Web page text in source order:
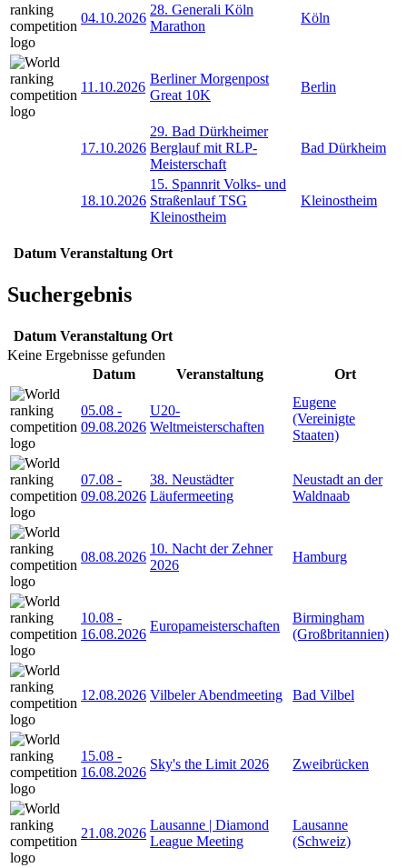
04.10.2026
28. Generali Köln
Marathon
Köln
11.10.2026
Berliner Morgenpost
Great 10K
Berlin
17.10.2026
29. Bad Dürkheimer
Berglauf mit RLP-
Meisterschaft
Bad Dürkheim
18.10.2026
15. Spannrit Volks- und
Straßenlauf TSG
Kleinostheim
Kleinostheim
Datum Veranstaltung Ort
Suchergebnis
Datum Veranstaltung Ort
Keine Ergebnisse gefunden
Datum
Veranstaltung Ort
05.08 -
09.08.2026
U20-
Weltmeisterschaften
Eugene
(Vereinigte
Staaten)
07.08 -
09.08.2026
38. Neustädter
Läufermeeting
Neustadt an der
Waldnaab
08.08.2026
10. Nacht der Zehner
2026
Hamburg
10.08 -
16.08.2026
Europameisterschaften
Birmingham
(Großbritannien)
12.08.2026 Vilbeler Abendmeeting Bad Vilbel
15.08 -
16.08.2026
Sky's the Limit 2026 Zweibrücken
21.08.2026
Lausanne | Diamond
League Meeting
Lausanne
(Schweiz)